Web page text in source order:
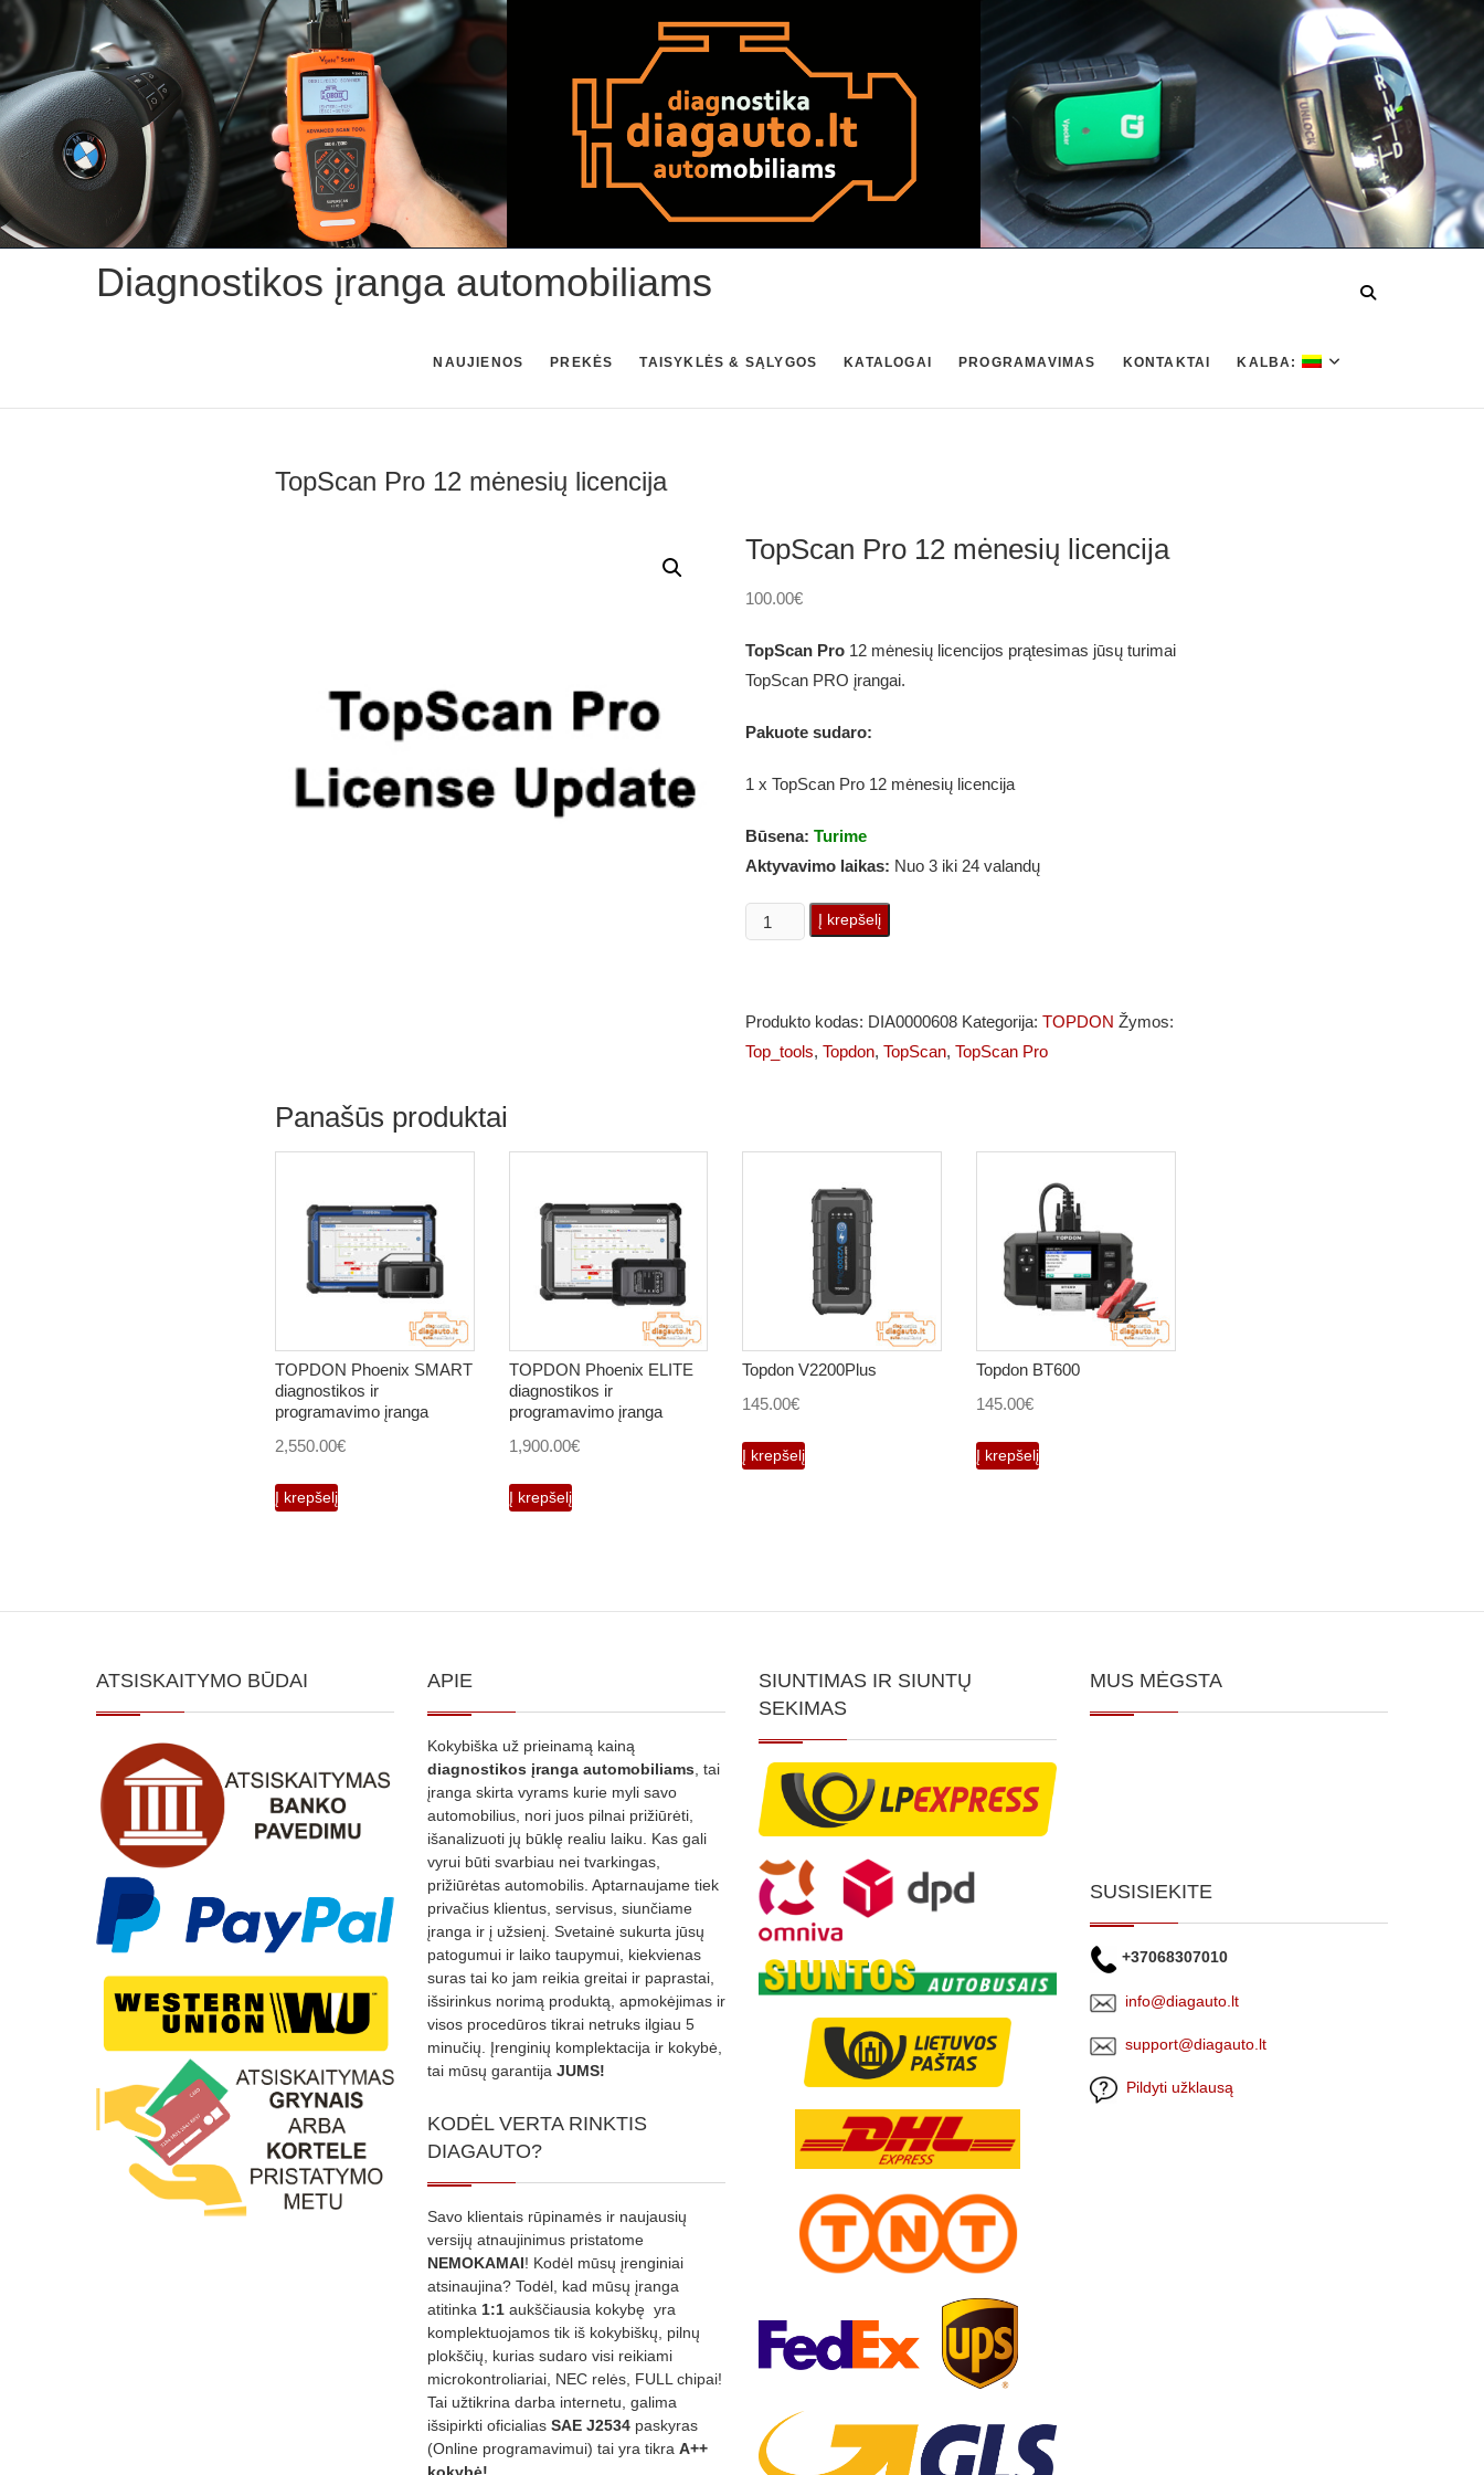
Skip
content
Diagnostikos įranga automobiliams
NAUJIENOS PREKĖS TAISYKLĖS & SĄLYGOS KATALOGAI PROGRAMAVIMAS KONTAKTAI KALBA:
TopScan Pro 12 mėnesių licencija
TopScan Pro 12 mėnesių licencija
100.00€
TopScan Pro12 mėnesių licencijos prątesimas jūsų turimai
TopScan PRO įrangai.
Pakuote sudaro:
1 x TopScan Pro 12 mėnesių licencija
Būsena: Turime
Aktyvavimo laikas: Nuo 3 iki 24 valandų
produkto
kiekis:
mėnesių
Į krepšelį
Produkto kodas: DIA0000608 Kategorija: TOPDON Žymos:
Top_tools, Topdon, TopScan, TopScan Pro
Panašūs produktai
TOPDON Phoenix SMART
diagnostikos ir
programavimo įranga
2,550.00€
Į krepšelį
TOPDON Phoenix ELITE
diagnostikos ir
programavimo įranga
1,900.00€
Į krepšelį
Topdon V2200Plus
145.00€
Į krepšelį
Topdon BT600
145.00€
Į krepšelį
ATSISKAITYMO BŪDAI APIE
Kokybiška už prieinamą kainą
diagnostikos įranga automobiliams , tai
įranga skirta vyrams kurie myli savo
automobilius, nori juos pilnai prižiūrėti,
išanalizuoti jų būklę realiu laiku. Kas gali
vyrui būti svarbiau nei tvarkingas,
prižiūrėtas automobilis. Aptarnaujame tiek
privačius klientus, servisus, siunčiame
įranga ir į užsienį. Svetainė sukurta jūsų
patogumui ir laiko taupymui, kiekvienas
suras tai ko jam reikia greitai ir paprastai,
išsirinkus norimą produktą, apmokėjimas ir
visos procedūros tikrai netruks ilgiau 5
minučių. Įrenginių komplektacija ir kokybė,
tai mūsų garantija JUMS!
KODĖL VERTA RINKTIS
DIAGAUTO?
Savo klientais rūpinamės ir naujausių
versijų atnaujinimus pristatome
NEMOKAMAI! Kodėl mūsų įrenginiai
atsinaujina? Todėl, kad mūsų įranga
atitinka 1:1 aukščiausia kokybę yra
komplektuojamos tik iš kokybiškų, pilnų
plokščių, kurias sudaro visi reikiami
microkontroliariai, NEC relės, FULL chipai!
Tai užtikrina darba internetu, galima
išsipirkti oficialias SAE J2534 paskyras
(Online programavimui) tai yra tikra A++
SIUNTIMAS IR SIUNTŲ
SEKIMAS
MUS MĖGSTA
SUSISIEKITE
+37068307010
info@diagauto.lt
support@diagauto.lt
Pildyti užklausą